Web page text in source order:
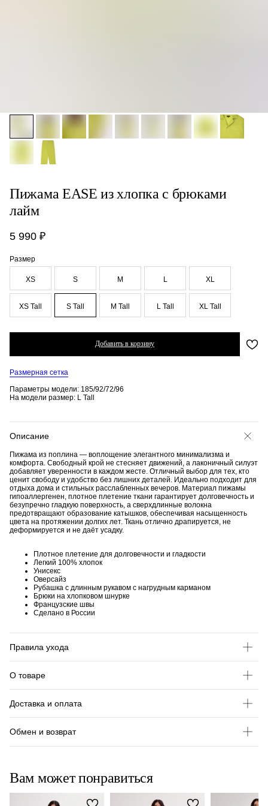
Пижама EASE из хлопка с брюками
лайм
5 990 ₽
Размер
XS S M L XL
XS Tall S Tall M Tall L Tall XL Tall
Добавить в корзину
Размерная сетка
Параметры модели: 185/92/72/96
На модели размер: L Tall
Описание
Пижама из поплина — воплощение элегантного минимализма и
комфорта. Свободный крой не стесняет движений, а лаконичный силуэт
добавляет уверенности в каждом жесте. Отличный выбор для тех, кто
ценит свободу и удобство без лишних деталей. Идеально подходит для
отдыха дома и стильных расслабленных вечеров. Материал пижамы
гипоаллергенен, плотное плетение ткани гарантирует долговечность и
безупречно гладкую поверхность, а сверхдлинные волокна
предотвращают образование катышков, обеспечивая насыщенность
цвета на протяжении долгих лет. Ткань отлично драпируется, не
деформируется и не даёт усадку.
Плотное плетение для долговечности и гладкости
Легкий 100% хлопок
Унисекс
Оверсайз
Рубашка с длинным рукавом с нагрудным карманом
Брюки на хлопковом шнурке
Французские швы
Сделано в России
Правила ухода
О товаре
Доставка и оплата
Обмен и возврат
Вам может понравиться